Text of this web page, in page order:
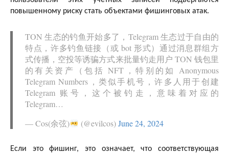
повышенному риску стать объектами фишинговых атак.
TON 生态的钓鱼开始多了，Telegram 生态过于自由的
特点，许多钓鱼链接（或 bot 形式）通过消息群组方
式传播，空投等诱骗方式来批量钓走用户 TON 钱包里
的有关资产（包括 NFT，特别的如 Anonymous
Telegram Numbers，类似手机号，许多人用于创建
Telegram 账号，这个被钓走，意味着对应的
Telegram…
— Cos(余弦)
(@evilcos)June 24, 2024
Если это фишинг, это означает, что соответствующая